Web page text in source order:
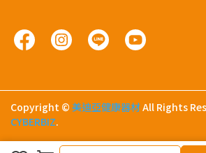
Copyright © 美迪亞健康器材All Rights
CYBERBIZ.